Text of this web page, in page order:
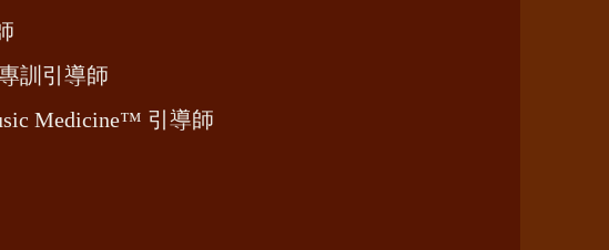
訓引導師
Medicine™ 引導師